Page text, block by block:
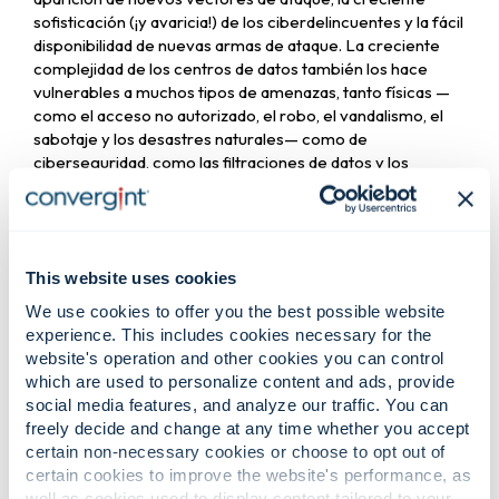
This website uses cookies
We use cookies to offer you the best possible website
experience. This includes cookies necessary for the
website's operation and other cookies you can control
which are used to personalize content and ads, provide
social media features, and analyze our traffic. You can
freely decide and change at any time whether you accept
certain non-necessary cookies or choose to opt out of
certain cookies to improve the website's performance, as
sofisticación (¡y avaricia!) de los ciberdelincuentes y la fácil
disponibilidad de nuevas armas de ataque. La creciente
complejidad de los centros de datos también los hace
vulnerables a muchos tipos de amenazas, tanto físicas —
como el acceso no autorizado, el robo, el vandalismo, el
sabotaje y los desastres naturales— como de
ciberseguridad, como las filtraciones de datos y los
ciberataques.
supone una cuestión compleja. Las organizaciones
actuales deben cumplir con una gran cantidad de normas y
reglamentos, muchos de los cuales incluyen requisitos
estrictos y, a menudo, confusos, especialmente en lo que
respecta a la seguridad. Como consecuencia, muchas
empresas tienen dificultades para comprender estos
requisitos, lo que aumenta tanto el riesgo de
incumplimiento como el de sufrir un ataque.
Una infraestructura de seguridad completa y bien